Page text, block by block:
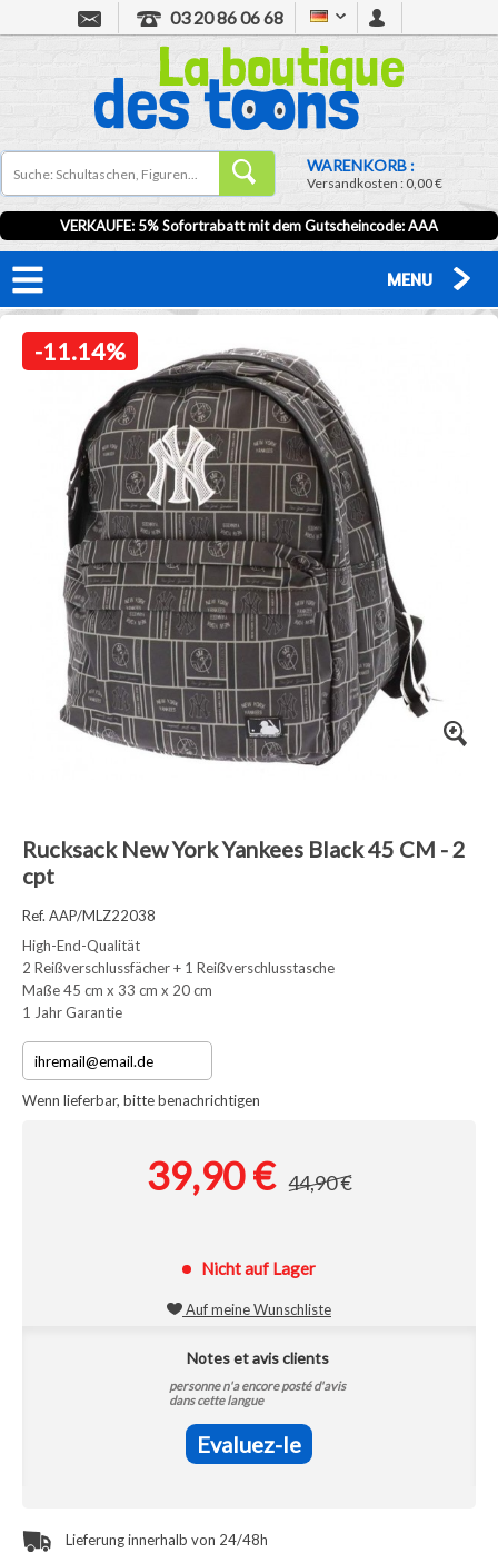
03 20 86 06 68
WARENKORB :
Versandkosten :0,00 €
VERKAUFE: 5% Sofortrabatt mit dem Gutscheincode:AAA
MENU
-11.14%
Rucksack New York Yankees Black 45 CM - 2
cpt
Ref. AAP/MLZ22038
High-End-Qualität
2 Reißverschlussfächer + 1 Reißverschlusstasche
Maße 45 cm x 33 cm x 20 cm
1 Jahr Garantie
Wenn lieferbar, bitte benachrichtigen
39,90 € 44,90 €
Nicht auf Lager
Auf meine Wunschliste
Notes et avis clients
personne n'a encore posté d'avis
dans cette langue
Evaluez-le
Lieferung innerhalb von 24/48h